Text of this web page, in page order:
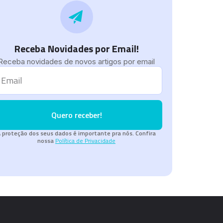
Receba Novidades por Email!
novidades de novos artigos por email
Quero receber!
proteção dos seus dados é importante pra nós. Confira
nossa Política de Privacidade